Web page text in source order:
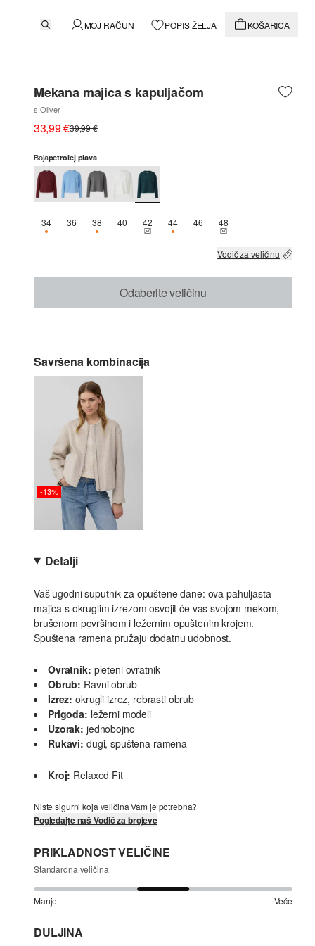
MOJ RAČUN POPIS ŽELJA KOŠARICA
Mekana majica s kapuljačom
s.Oliver
33,99 €39,99 €
Bojapetrolej plava
34DOSTUPNO SAMO 2
36 38DOSTUPNO SAMO 2
40 42THIS SIZE IS CURRENTLY OUT OF STOCK
44DOSTUPNO SAMO 2
46 48THIS SIZE IS
Vodič za veličinu
Odaberite veličinu
Savršena kombinacija
-13%
Detalji
Vaš ugodni suputnik za opuštene dane: ova pahuljasta
majica s okruglim izrezom osvojit će vas svojom mekom,
brušenom površinom i ležernim opuštenim krojem.
Spuštena ramena pružaju dodatnu udobnost.
Ovratnik: pleteni ovratnik
Obrub: Ravni obrub
Izrez: okrugli izrez, rebrasti obrub
Prigoda: ležerni modeli
Uzorak: jednobojno
Rukavi: dugi, spuštena ramena
Kroj: Relaxed Fit
Niste sigurni koja veličina Vam je potrebna?
Pogledajte naš Vodič za brojeve
PRIKLADNOST VELIČINE
Standardna veličina
Manje Veće
DULJINA